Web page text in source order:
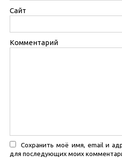
Сайт
Комментарий
Сохранить моё имя, email и
для последующих моих